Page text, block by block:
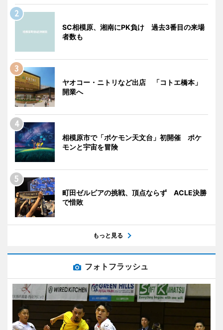
SC相模原、湘南にPK負け 過去3番目の来場
者数も
ヤオコー・ニトリなど出店 「コトエ橋本」
開業へ
相模原市で「ポケモン天文台」初開催 ポケ
モンと宇宙を冒険
町田ゼルビアの挑戦、頂点ならず ACLE決勝
で惜敗
もっと見る
フォトフラッシュ